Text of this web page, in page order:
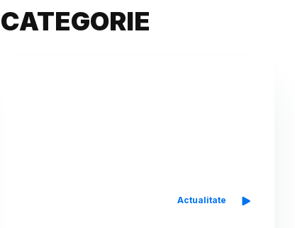
Actualitate